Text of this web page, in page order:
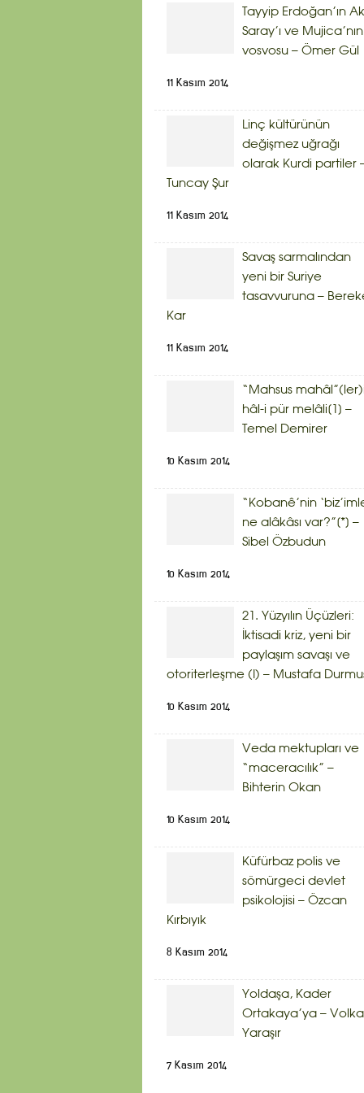
Tayyip Erdoğan’ın Ak
Saray’ı ve Mujica’nın
vosvosu – Ömer Gül
11 Kasım 2014
Linç kültürünün
değişmez uğrağı
olarak Kurdi partiler
Tuncay Şur
11 Kasım 2014
Savaş sarmalından
yeni bir Suriye
tasavvuruna –
Kar
11 Kasım 2014
“Mahsus
hâl-i pür melâli[1] –
Temel Demirer
10 Kasım 2014
“Kobanê’nin
ne alâkâsı var?”[*] –
Sibel Özbudun
10 Kasım 2014
21. Yüzyılın Üçüzleri:
İktisadi kriz, yeni bir
paylaşım savaşı ve
otoriterleşme (I) – Mustafa
10 Kasım 2014
Veda mektupları ve
“maceracılık” –
Bihterin Okan
10 Kasım 2014
Küfürbaz polis ve
sömürgeci devlet
psikolojisi – Özcan
Kırbıyık
8 Kasım 2014
Yoldaşa, Kader
Ortakaya’ya –
Yaraşır
7 Kasım 2014